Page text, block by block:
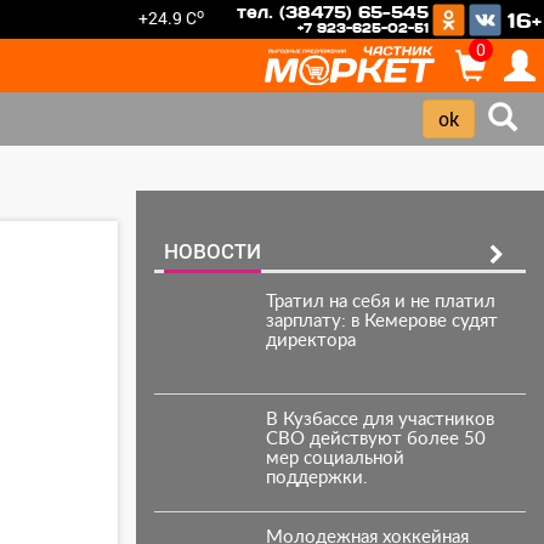
+24.9 Co тел. (38475) 65-545
+7 923-625-02-51 16+
0
НОВОСТИ
Тратил на себя и не платил
зарплату: в Кемерове судят
директора
В Кузбассе для участников
СВО действуют более 50
мер социальной
поддержки.
Молодежная хоккейная